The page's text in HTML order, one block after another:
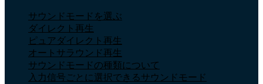
サウンドモードを選ぶ
ダイレクト再生
ピュアダイレクト再生
オートサラウンド再生
サウンドモードの種類について
入力信号ごとに選択できるサウンドモード